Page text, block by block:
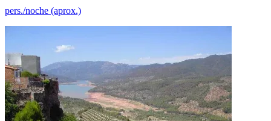
pers./noche (aprox.)